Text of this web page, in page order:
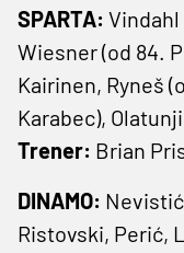
SPARTA:
Wiesner (od 84.
Kairinen, Ryneš
Karabec),
Trener: Brian
DINAMO:
Ristovski, Perić,